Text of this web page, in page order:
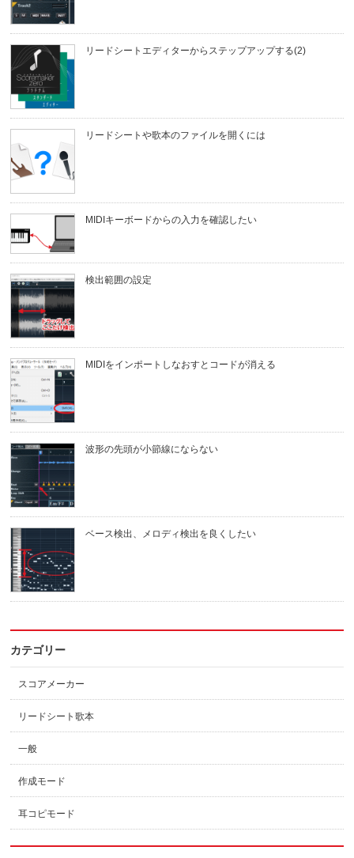
リードシートエディターからステップアップする(2)
リードシートや歌本のファイルを開くには
MIDIキーボードからの入力を確認したい
検出範囲の設定
MIDIをインポートしなおすとコードが消える
波形の先頭が小節線にならない
ベース検出、メロディ検出を良くしたい
カテゴリー
スコアメーカー
リードシート歌本
一般
作成モード
耳コピモード